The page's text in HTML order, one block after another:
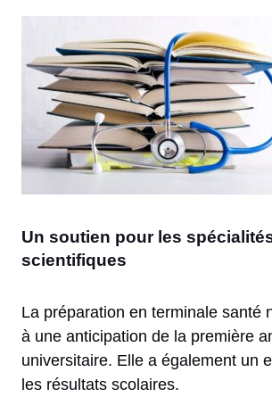
Un soutien pour les
scientifiques
La préparation en terminale santé
à une anticipation de la première
universitaire. Elle a également un
les résultats scolaires.